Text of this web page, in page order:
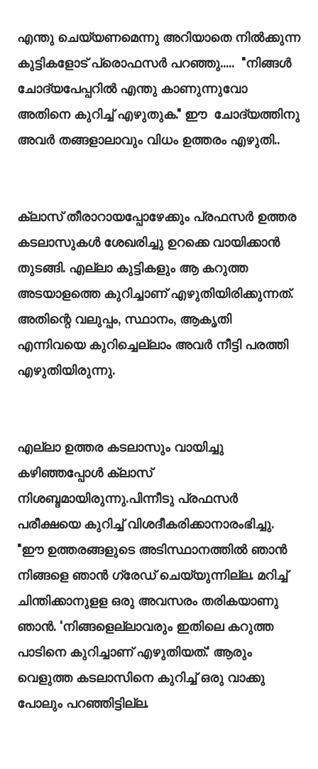
എന്തു ചെയ്യണമെന്നു അറിയാതെ നിൽക്കുന്ന
കുട്ടികളോട് പ്രൊഫസർ പറഞ്ഞു..... "നിങ്ങൾ
ചോദ്യപേപ്പറിൽ എന്തു കാണുന്നുവോ
അതിനെ കുറിച്ച് എഴുതുക." ഈ ചോദ്യത്തിനു
അവർ തങ്ങളാലാവും വിധം ഉത്തരം എഴുതി..
ക്ലാസ് തീരാറായപ്പോഴേക്കും പ്രഫസർ ഉത്തര
കടലാസുകൾ ശേഖരിച്ചു ഉറക്കെ വായിക്കാൻ
തുടങ്ങി. എല്ലാ കുട്ടികളും ആ കറുത്ത
അടയാളത്തെ കുറിച്ചാണ്‌ എഴുതിയിരിക്കുന്നത്‌.
അതിന്റെ വലുപ്പം, സ്ഥാനം, ആകൃതി
എന്നിവയെ കുറിച്ചെല്ലാം അവർ നീട്ടി പരത്തി
എഴുതിയിരുന്നു.
എല്ലാ ഉത്തര കടലാസും വായിച്ചു
കഴിഞ്ഞപ്പോൾ ക്ലാസ്
നിശബ്ദമായിരുന്നു.പിന്നീടു പ്രഫസർ
പരീക്ഷയെ കുറിച്ച് വിശദീകരിക്കാനാരംഭിച്ചു.
"ഈ ഉത്തരങ്ങളുടെ അടിസ്ഥാനത്തിൽ ഞാൻ
നിങ്ങളെ ഞാൻ ഗ്രേഡ് ചെയ്യുന്നില്ല. മറിച്ച്
ചിന്തിക്കാനുളള ഒരു അവസരം തരികയാണു
ഞാൻ. 'നിങ്ങളെല്ലാവരും ഇതിലെ കറുത്ത
പാടിനെ കുറിച്ചാണ് എഴുതിയത്.' ആരും
വെളുത്ത കടലാസിനെ കുറിച്ച് ഒരു വാക്കു
പോലും പറഞ്ഞിട്ടില്ല.